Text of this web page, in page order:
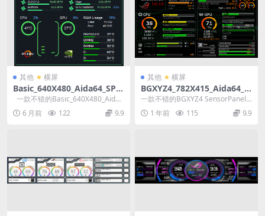
其他 横屏
Basic_640X480_Aida64_SPZi
p模板
一款不错的Basic_640X480_Aida6
4_SPZip模板
6 月前 122 9.9
其他 横屏
BGXYZ4_782X415_Aida64_S
ensorPanel模板
一款不错的BGXYZ4 SensorPanel
模板
1 年前 115 9.9